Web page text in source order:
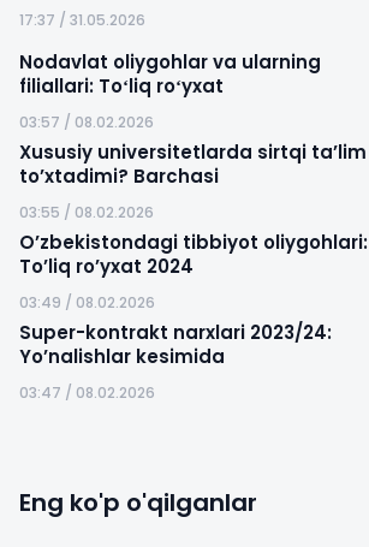
17:37 / 31.05.2026
Nodavlat oliygohlar va ularning
filiallari: Toʻliq roʻyxat
03:57 / 08.02.2026
Xususiy universitetlarda sirtqi ta’lim
to’xtadimi? Barchasi
03:55 / 08.02.2026
O’zbekistondagi tibbiyot oliygohlari:
To’liq ro’yxat 2024
03:49 / 08.02.2026
Super-kontrakt narxlari 2023/24:
Yo’nalishlar kesimida
03:47 / 08.02.2026
Eng ko'p o'qilganlar